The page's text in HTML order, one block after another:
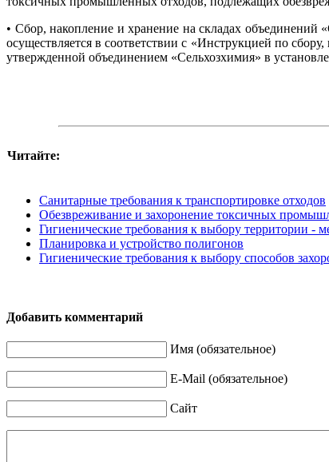
• Сбор, накопление и хранение на складах
осуществляется в соответствии с «Инструкцией по
утвержденной объединением «Сельхозхимия» в
Читайте:
Санитарные требования к транспортировке отходов
Обезвреживание и захоронение токсичных
Гигиенические требования к выбору территории -
Планировка и устройство полигонов
Гигиенические требования к выбору способов
Добавить комментарий
Имя (обязательное)
E-Mail (обязательное)
Сайт